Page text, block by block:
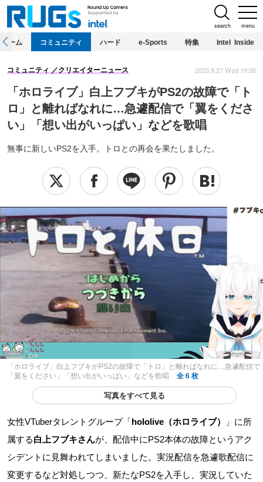
menu
search
ホーム コミュニティ ハード e-Sports 特集 Intel Inside
「ホロライブ」白上フブキがPS2の故障で「ト
ロ」と離ればなれに…急遽配信で「翼をくださ
い」「想い出がいっぱい」などを歌唱
無事に新しいPS2を入手。トロとの再会を果たしました。
コミュニティ クリエイターニュース 2023.9.27 Wed 19:00
「ホロライブ」白上フブキがPS2の故障で「トロ」と離ればなれに…急遽配信で
「翼をください」「想い出がいっぱい」などを歌唱
全 6 枚
写真をすべて見る
女性VTuberタレントグループ「hololive（ホロライブ）
」に所
属する白上フブキさんが、配信中にPS2本体の故障というアク
シデントに見舞われてしまいました。実況配信を急遽歌配信に
変更するなど対処しつつ、新たなPS2を入手し、実況していた